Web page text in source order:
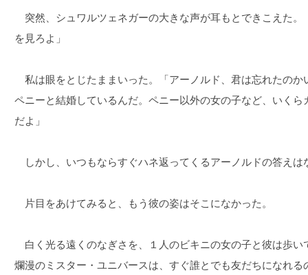
突然、シュワルツェネガーの大きな声が耳もとできこえた。
を見ろよ」
私は眼をとじたままいった。「アーノルド、君は忘れたの
ペニーと結婚しているんだ。ペニー以外の女の子など、いく
だよ」
しかし、いつもならすぐハネ返ってくるアーノルドの答えは
片目をあけてみると、もう彼の姿はそこになかった。
白く光る遠くのなぎさを、１人のビキニの女の子と彼は歩い
爛漫のミスター・ユニバースは、すぐ誰とでも友だちになれる